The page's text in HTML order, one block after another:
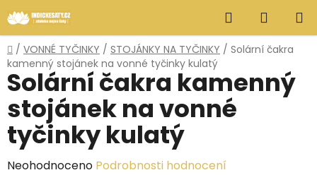
na
obsah
Hledat
KOŠÍK
Domů
/ VONNÉ TYČINKY / STOJÁNKY NA TYČINKY / Solární čakra
kamenný stojánek na vonné tyčinky kulatý
Solární čakra kamenný
stojánek na vonné
tyčinky kulatý
Průměrné
Neohodnoceno Podrobnosti hodnocení